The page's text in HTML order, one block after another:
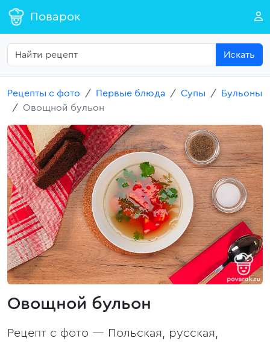
Поварок
Искать
Рецепты с фото Первые блюда Супы
Бульоны
Овощной бульон
Овощной бульон
Рецепт с фото — Польская, русская,